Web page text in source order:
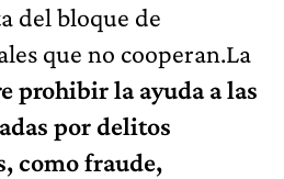
del bloque de
que no cooperan.La
prohibir la ayuda a las
por delitos
como fraude,